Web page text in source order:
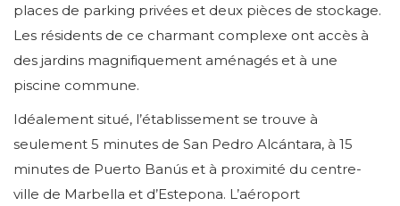
places de parking privées et deux pièces de stockage.
Les résidents de ce charmant complexe ont accès à
des jardins magnifiquement aménagés et à une
piscine commune.
Idéalement situé, l’établissement se trouve à
seulement 5 minutes de San Pedro Alcántara, à 15
minutes de Puerto Banús et à proximité du centre-
ville de Marbella et d’Estepona. L’aéroport